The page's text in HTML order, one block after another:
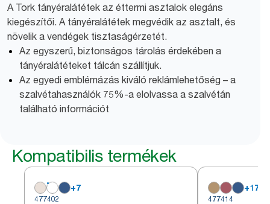
A Tork tányéralátétek az éttermi asztalok elegáns
kiegészítői. A tányéralátétek megvédik az asztalt, és
növelik a vendégek tisztaságérzetét.
Az egyszerű, biztonságos tárolás érdekében a
tányéralátéteket tálcán szállítjuk.
Az egyedi emblémázás kiváló reklámlehetőség – a
szalvétahasználók 75%-a elolvassa a szalvétán
található információt
Kompatibilis termékek
+7
477402
+17
477414